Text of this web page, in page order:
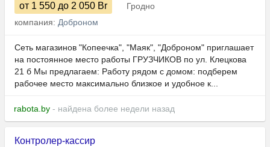
от 1 550 до 2 050 Br
Гродно
компания: Доброном
Сеть магазинов "Копеечка", "Маяк", "Доброном" приглашает
на постоянное место работы ГРУЗЧИКОВ по ул. Клецкова
21 б Мы предлагаем: Работу рядом с домом: подберем
рабочее место максимально близкое и удобное к...
rabota.by - найдена более недели назад
Контролер-кассир